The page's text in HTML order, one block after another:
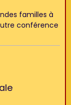
familles à
conférence